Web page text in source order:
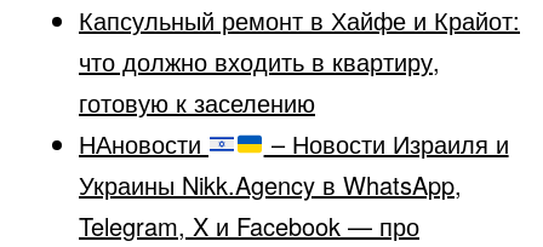
Капсульный ремонт в Хайфе и Крайот:
что должно входить в квартиру,
готовую к заселению
НАновости
– Новости Израиля и
Украины Nikk.Agency в WhatsApp,
Telegram, X и Facebook — про